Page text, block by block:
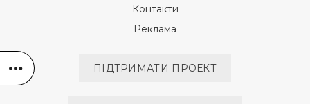
Контакти
Реклама
ПІДТРИМАТИ ПРОЕКТ